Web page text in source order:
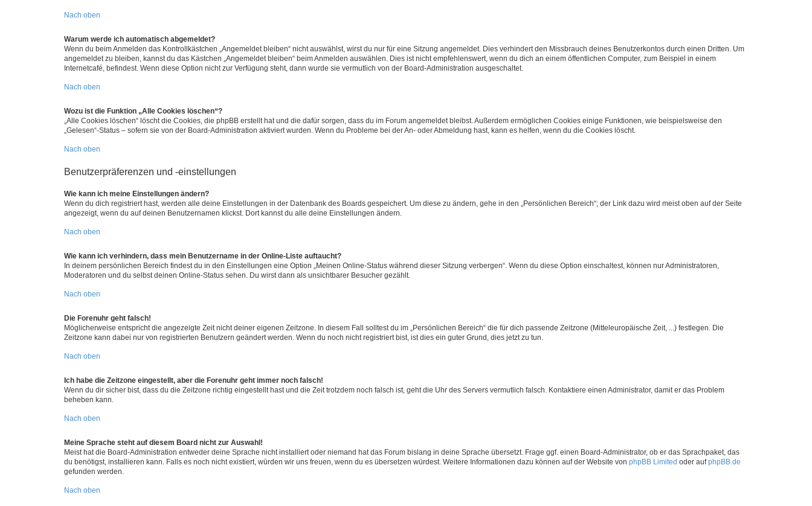
Nach oben
Warum werde ich automatisch abgemeldet?
Wenn du beim Anmelden das Kontrollkästchen „Angemeldet bleiben“ nicht auswählst, wirst du nur für eine Sitzung angemeldet. Dies verhindert den Missbrauch deines Benutzerkontos durch einen Dritten. Um
angemeldet zu bleiben, kannst du das Kästchen „Angemeldet bleiben“ beim Anmelden auswählen. Dies ist nicht empfehlenswert, wenn du dich an einem öffentlichen Computer, zum Beispiel in einem
Internetcafé, befindest. Wenn diese Option nicht zur Verfügung steht, dann wurde sie vermutlich von der Board-Administration ausgeschaltet.
Nach oben
Wozu ist die Funktion „Alle Cookies löschen“?
„Alle Cookies löschen“ löscht die Cookies, die phpBB erstellt hat und die dafür sorgen, dass du im Forum angemeldet bleibst. Außerdem ermöglichen Cookies einige Funktionen, wie beispielsweise den
„Gelesen“-Status – sofern sie von der Board-Administration aktiviert wurden. Wenn du Probleme bei der An- oder Abmeldung hast, kann es helfen, wenn du die Cookies löscht.
Nach oben
Benutzerpräferenzen und -einstellungen
Wie kann ich meine Einstellungen ändern?
Wenn du dich registriert hast, werden alle deine Einstellungen in der Datenbank des Boards gespeichert. Um diese zu ändern, gehe in den „Persönlichen Bereich“; der Link dazu wird meist oben auf der Seite
angezeigt, wenn du auf deinen Benutzernamen klickst. Dort kannst du alle deine Einstellungen ändern.
Nach oben
Wie kann ich verhindern, dass mein Benutzername in der Online-Liste auftaucht?
In deinem persönlichen Bereich findest du in den Einstellungen eine Option „Meinen Online-Status während dieser Sitzung verbergen“. Wenn du diese Option einschaltest, können nur Administratoren,
Moderatoren und du selbst deinen Online-Status sehen. Du wirst dann als unsichtbarer Besucher gezählt.
Nach oben
Die Forenuhr geht falsch!
Möglicherweise entspricht die angezeigte Zeit nicht deiner eigenen Zeitzone. In diesem Fall solltest du im „Persönlichen Bereich“ die für dich passende Zeitzone (Mitteleuropäische Zeit, ...) festlegen. Die
Zeitzone kann dabei nur von registrierten Benutzern geändert werden. Wenn du noch nicht registriert bist, ist dies ein guter Grund, dies jetzt zu tun.
Nach oben
Ich habe die Zeitzone eingestellt, aber die Forenuhr geht immer noch falsch!
Wenn du dir sicher bist, dass du die Zeitzone richtig eingestellt hast und die Zeit trotzdem noch falsch ist, geht die Uhr des Servers vermutlich falsch. Kontaktiere einen Administrator, damit er das Problem
beheben kann.
Nach oben
Meine Sprache steht auf diesem Board nicht zur Auswahl!
Meist hat die Board-Administration entweder deine Sprache nicht installiert oder niemand hat das Forum bislang in deine Sprache übersetzt. Frage ggf. einen Board-Administrator, ob er das Sprachpaket, das
du benötigst, installieren kann. Falls es noch nicht existiert, würden wir uns freuen, wenn du es übersetzen würdest. Weitere Informationen dazu können auf der Website von phpBB Limited oder aufphpBB.de
gefunden werden.
Nach oben